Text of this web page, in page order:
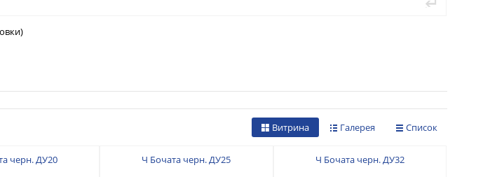
Список
Галерея
Витрина
черн. ДУ20 Ч Бочата черн. ДУ25 Ч Бочата черн. ДУ32